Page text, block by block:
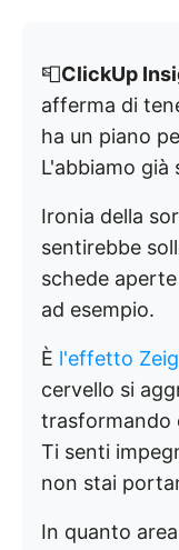
📮ClickUp
afferma di
ha un piano
L'abbiamo già
Ironia della
sentirebbe
schede
ad esempio.
È l'effetto
cervello si
trasformando
Ti senti
non stai
In quanto